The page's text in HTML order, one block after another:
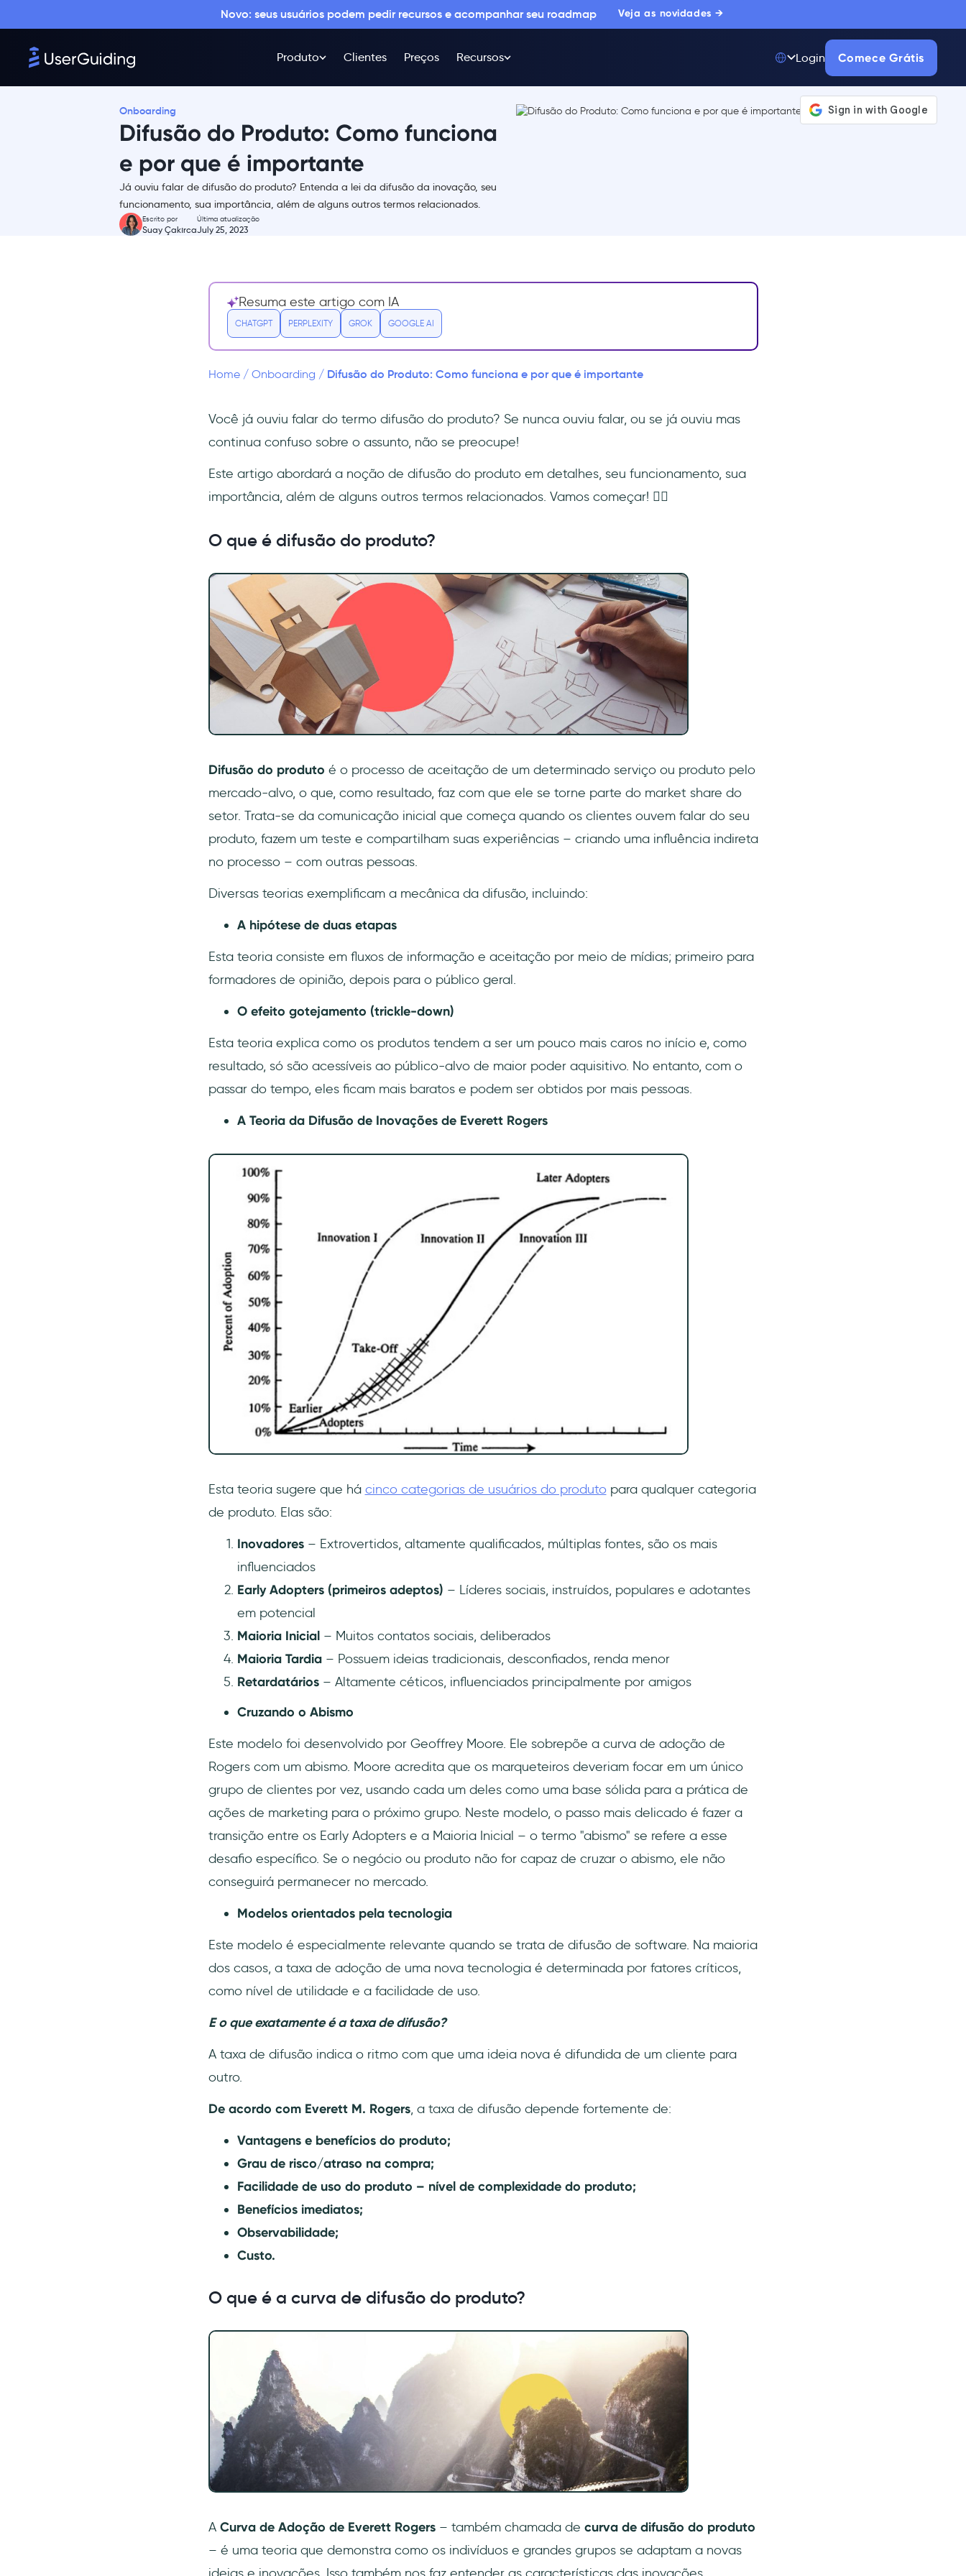
Novo: seus usuários podem pedir recursos e acompanhar seu roadmap Veja as novidades →
Produto Clientes Preços Recursos Login Comece Grátis
Onboarding
Difusão do Produto: Como funciona
e por que é importante
Já ouviu falar de difusão do produto? Entenda a lei da difusão da inovação, seu
funcionamento, sua importância, além de alguns outros termos relacionados.
Escrito por
Suay Çakırca
Última atualização
July 25, 2023
O que é difusão do produto?
O que é a curva de difusão do
Resuma este artigo com IA
CHATGPT PERPLEXITY GROK GOOGLE AI
Home/ Onboarding / Difusão do Produto: Como funciona e por que é importante
Você já ouviu falar do termo difusão do produto? Se nunca ouviu falar, ou se já ouviu mas
continua confuso sobre o assunto, não se preocupe!
Este artigo abordará a noção de difusão do produto em detalhes, seu funcionamento, sua
importância, além de alguns outros termos relacionados. Vamos começar! ✍🏼
O que é difusão do produto?
Difusão do produto é o processo de aceitação de um determinado serviço ou produto pelo
mercado-alvo, o que, como resultado, faz com que ele se torne parte do market share do
setor. Trata-se da comunicação inicial que começa quando os clientes ouvem falar do seu
produto, fazem um teste e compartilham suas experiências – criando uma influência indireta
no processo – com outras pessoas.
Diversas teorias exemplificam a mecânica da difusão, incluindo:
A hipótese de duas etapas
Esta teoria consiste em fluxos de informação e aceitação por meio de mídias; primeiro para
formadores de opinião, depois para o público geral.
O efeito gotejamento (trickle-down)
Esta teoria explica como os produtos tendem a ser um pouco mais caros no início e, como
resultado, só são acessíveis ao público-alvo de maior poder aquisitivo. No entanto, com o
passar do tempo, eles ficam mais baratos e podem ser obtidos por mais pessoas.
A Teoria da Difusão de Inovações de Everett Rogers
Esta teoria sugere que há cinco categorias de usuários do produtopara qualquer categoria
de produto. Elas são:
Inovadores– Extrovertidos, altamente qualificados, múltiplas fontes, são os mais
influenciados
Early Adopters (primeiros adeptos) – Líderes sociais, instruídos, populares e adotantes
em potencial
Maioria Inicial– Muitos contatos sociais, deliberados
Maioria Tardia– Possuem ideias tradicionais, desconfiados, renda menor
Retardatários– Altamente céticos, influenciados principalmente por amigos
Cruzando o Abismo
Este modelo foi desenvolvido por Geoffrey Moore. Ele sobrepõe a curva de adoção de
Rogers com um abismo. Moore acredita que os marqueteiros deveriam focar em um único
grupo de clientes por vez, usando cada um deles como uma base sólida para a prática de
ações de marketing para o próximo grupo. Neste modelo, o passo mais delicado é fazer a
transição entre os Early Adopters e a Maioria Inicial – o termo "abismo" se refere a esse
desafio específico. Se o negócio ou produto não for capaz de cruzar o abismo, ele não
conseguirá permanecer no mercado.
Modelos orientados pela tecnologia
Este modelo é especialmente relevante quando se trata de difusão de software. Na maioria
dos casos, a taxa de adoção de uma nova tecnologia é determinada por fatores críticos,
como nível de utilidade e a facilidade de uso.
E o que exatamente é a taxa de difusão?
A taxa de difusão indica o ritmo com que uma ideia nova é difundida de um cliente para
outro.
De acordo com Everett M. Rogers, a taxa de difusão depende fortemente de:
Vantagens e benefícios do produto;
Grau de risco/atraso na compra;
Facilidade de uso do produto – nível de complexidade do produto;
Benefícios imediatos;
Observabilidade;
Custo.
O que é a curva de difusão do produto?
A Curva de Adoção de Everett Rogers– também chamada de curva de difusão do produto
– é uma teoria que demonstra como os indivíduos e grandes grupos se adaptam a novas